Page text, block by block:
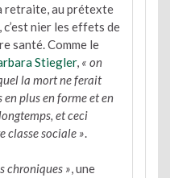
retraite, au prétexte
nier les effets de
santé. Comme le
Stiegler, « on
la mort ne ferait
en plus en forme et en
et ceci
classe sociale »
chroniques », une